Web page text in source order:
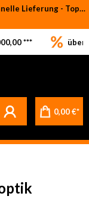
neu: ESS Easy Drain DrainFit Duschrinnen - schnelle Lieferung - Top-Preise
Betrifft ausschließlich bei Bestellware-Fliesen: aufgrund der Werksferien in Italien und Spanien kommt es zu Verzögerungen bei der Verladung. Sämtliche Lagerware (sofort verfügbar) sowie alle anderen Produktgruppen versenden wir weiterhin regulär
*** über
0,00 €*